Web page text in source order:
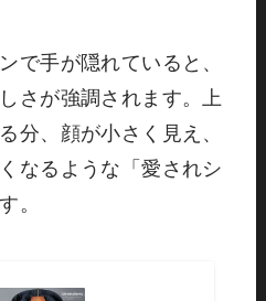
で手が隠れていると、
さが強調されます。上
分、顔が小さく見え、
なるような「愛されシ
。